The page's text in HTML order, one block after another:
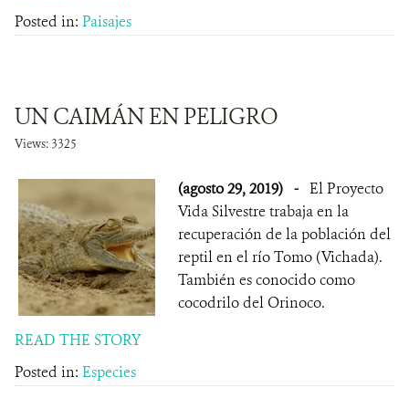
Posted in: Paisajes
UN CAIMÁN EN PELIGRO
Views: 3325
(agosto 29, 2019) - El Proyecto
Vida Silvestre trabaja en la
recuperación de la población del
reptil en el río Tomo (Vichada).
También es conocido como
cocodrilo del Orinoco.
READ THE STORY
Posted in: Especies